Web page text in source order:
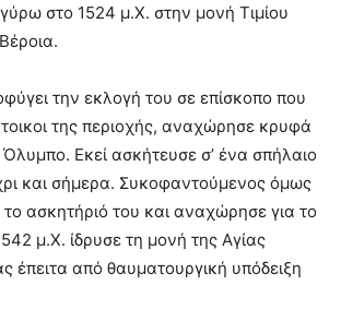
στο 1524 μ.Χ. στην μονή Τιμίου
την εκλογή του σε επίσκοπο που
της περιοχής, αναχώρησε κρυφά
Εκεί ασκήτευσε σ’ ένα σπήλαιο
και σήμερα. Συκοφαντούμενος όμως
ασκητήριό του και αναχώρησε για το
μ.Χ. ίδρυσε τη μονή της Αγίας
έπειτα από θαυματουργική υπόδειξη